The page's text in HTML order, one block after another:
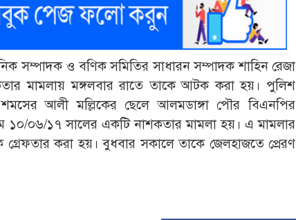
সম্পাদক ও বণিক সমিতির সাধারন সম্পাদক শাহিন রেজা
মামলায় মঙ্গলবার রাতে তাকে আটক করা হয়। পুলিশ
আলী মল্লিকের ছেলে আলমডাঙ্গা পৌর বিএনপির
১০/০৬/১৭ সালের একটি নাশকতার মামলা হয়। এ মামলার
গ্রেফতার করা হয়। বুধবার সকালে তাকে জেলহাজতে প্রেরণ